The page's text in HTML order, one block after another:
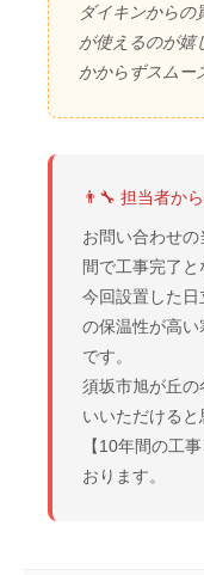
ダイキンからの
が使えるのが嬉
かからずスムー
👨‍🔧 担当者か
お問い合わせ
間で工事完了と
今回設置した日
の保温性が高い
です。
須坂市旭が丘
いいただけると
【10年間の工
おります。